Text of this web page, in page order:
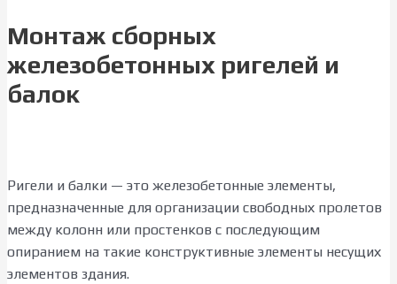
Монтаж сборных
железобетонных ригелей и
балок
Ригели и балки — это железобетонные элементы,
предназначенные для организации свободных пролетов
между колонн или простенков с последующим
опиранием на такие конструктивные элементы несущих
элементов здания.